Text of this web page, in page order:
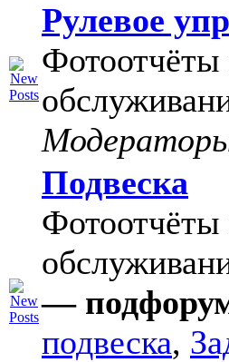
Рулевое
Подвеска
—
подвеска,